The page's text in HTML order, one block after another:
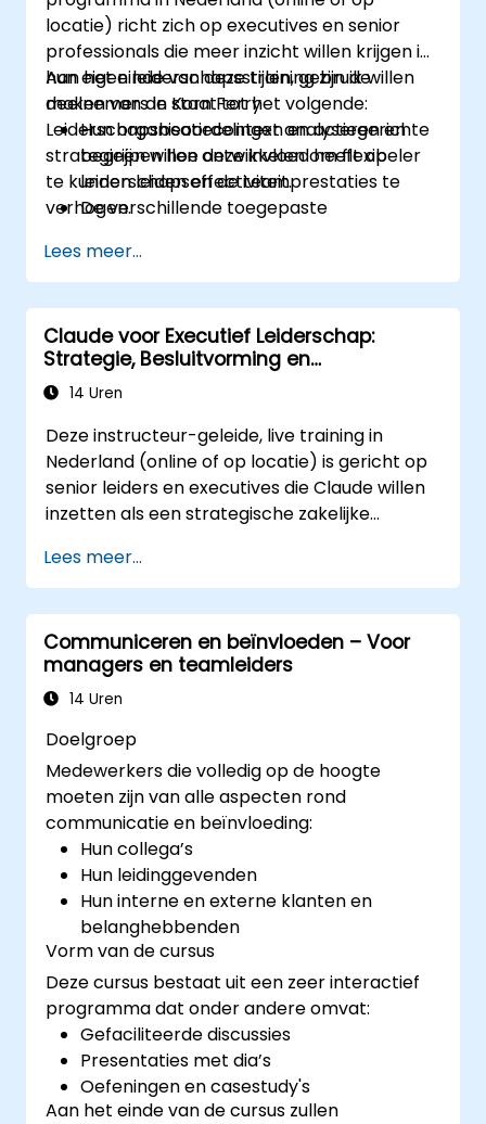
locatie) richt zich op executives en senior
professionals die meer inzicht willen krijgen in
hun eigen leiderschapsstijlen, gebruik willen
maken van de Korn Ferry
Leiderschapsbeoordelingen en actiegerichte
strategieën willen ontwikkelen om flexibeler
te kunnen leiden en de teamprestaties te
verhogen.
Aan het einde van deze training zijn de
deelnemers in staat tot het volgende:
Hun organisatiecontext analyseren en
begrijpen hoe deze invloed heeft op
leiderschapseffectiviteit.
De verschillende toegepaste
hun effecten.
Beoordelen in hoeverre
leiderschapsaanpakken de
betrokkenheid, dynamiek en prestaties
van teams beïnvloeden.
Gebruikmaken van feedback uit
punten en groeimogelijkheden te
identificeren.
Een causaal model toepassen om
leiderschapsgedragingen te bestuderen
teamprestaties te vergroten.
Lees meer...
Claude voor Executief Leiderschap:
Strategie, Besluitvorming en
Concurrentievoordeel
14 Uren
Deze instructeur-geleide, live training in
Nederland (online of op locatie) is gericht op
senior leiders en executives die Claude willen
inzetten als een strategische zakelijke
verbeteren, planning te versnellen en
concurrentievoordeel op te bouwen door AI-
ondersteund leiderschap.
Lees meer...
Communiceren en beïnvloeden – Voor
managers en teamleiders
14 Uren
Doelgroep
Medewerkers die volledig op de hoogte
moeten zijn van alle aspecten rond
communicatie en beïnvloeding:
Hun collega’s
Hun leidinggevenden
Hun interne en externe klanten en
belanghebbenden
Vorm van de cursus
Deze cursus bestaat uit een zeer interactief
programma dat onder andere omvat:
Gefaciliteerde discussies
Presentaties met dia’s
Oefeningen en casestudy's
Aan het einde van de cursus zullen